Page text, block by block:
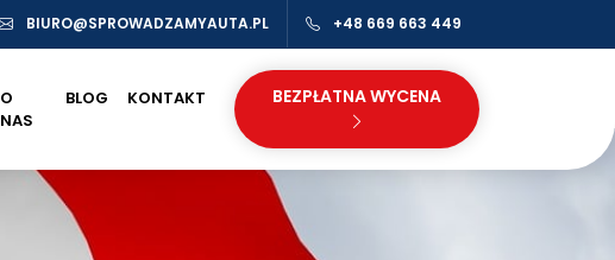
BIURO@SPROWADZAMYAUTA.PL +48 669 663 449
O
NAS
BLOG KONTAKT BEZPŁATNA WYCENA